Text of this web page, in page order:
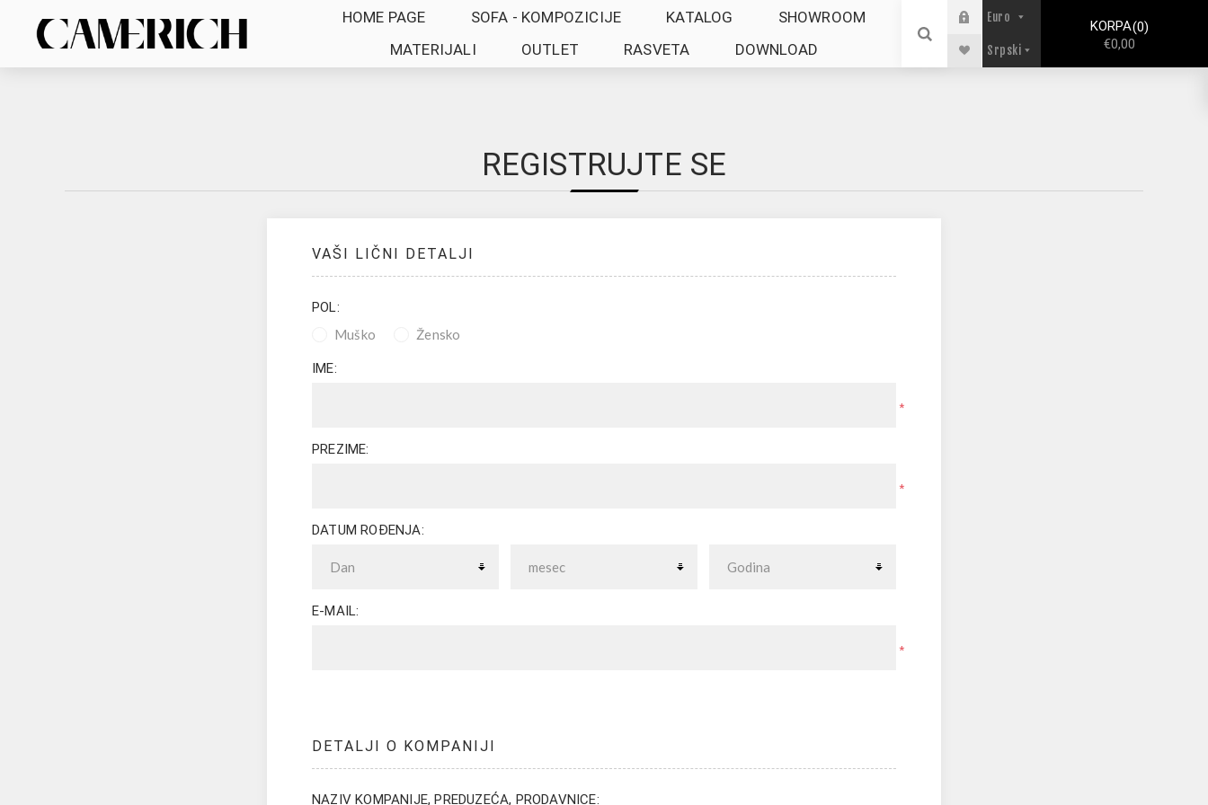
HOME PAGE SOFA - KOMPOZICIJE KATALOG
SHOWROOM
MATERIJALI
OUTLET RASVETA DOWNLOAD
KORPA 0
€0,00
REGISTRUJTE SE
VAŠI LIČNI DETALJI
POL:
Muško
Žensko
IME:
*
PREZIME:
*
DATUM ROĐENJA:
E-MAIL:
*
DETALJI O KOMPANIJI
NAZIV KOMPANIJE, PREDUZEĆA, PRODAVNICE: